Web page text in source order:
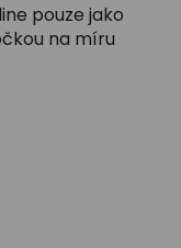
pouze jako
na míru